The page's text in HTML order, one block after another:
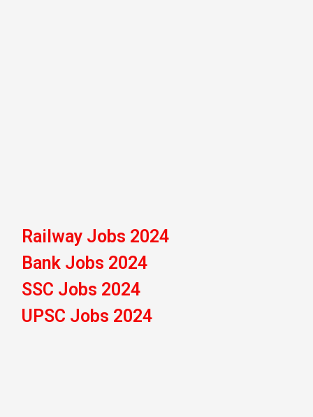
Railway Jobs 2024
Bank Jobs 2024
SSC Jobs 2024
UPSC Jobs 2024